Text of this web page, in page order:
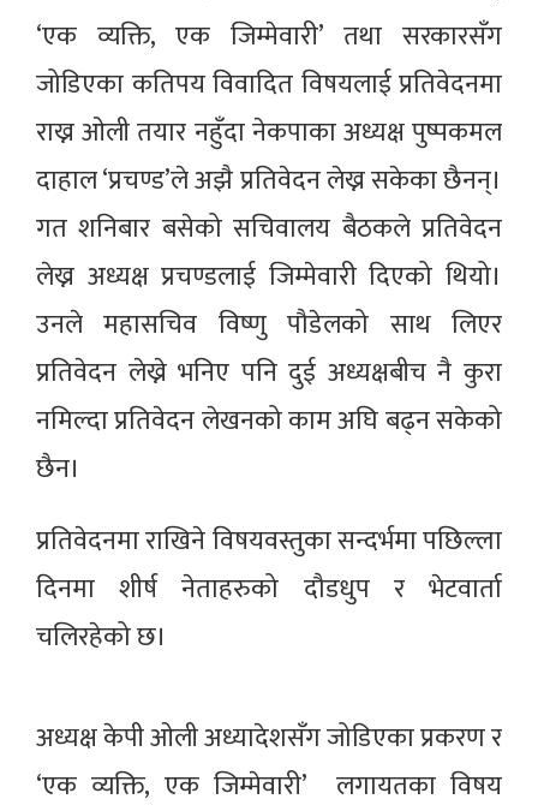
‘एक व्यक्ति, एक जिम्मेवारी’ तथा सरकारसँग
जोडिएका कतिपय विवादित विषयलाई प्रतिवेदनमा
राख्न ओली तयार नहुँदा नेकपाका अध्यक्ष पुष्पकमल
दाहाल ‘प्रचण्ड’ले अझै प्रतिवेदन लेख्न सकेका छैनन्।
गत शनिबार बसेको सचिवालय बैठकले प्रतिवेदन
लेख्न अध्यक्ष प्रचण्डलाई जिम्मेवारी दिएको थियो।
उनले महासचिव विष्णु पौडेलको साथ लिएर
प्रतिवेदन लेख्ने भनिए पनि दुई अध्यक्षबीच नै कुरा
नमिल्दा प्रतिवेदन लेखनको काम अघि बढ्न सकेको
छैन।
प्रतिवेदनमा राखिने विषयवस्तुका सन्दर्भमा पछिल्ला
दिनमा शीर्ष नेताहरुको दौडधुप र भेटवार्ता
चलिरहेको छ।
अध्यक्ष केपी ओली अध्यादेशसँग जोडिएका प्रकरण र
‘एक व्यक्ति, एक जिम्मेवारी’ लगायतका विषय